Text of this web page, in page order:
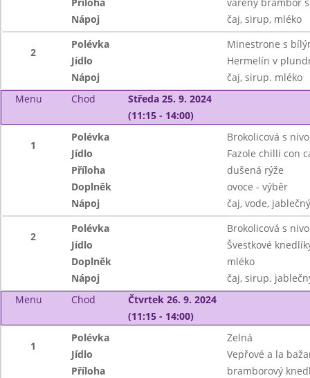
Nápoj
čaj, sirup, mléko
2
Polévka
Minestrone s
Jídlo
Hermelín v
Nápoj
čaj, sirup. mléko
Menu
Chod
Středa 25. 9. 2024
(11:15 - 14:00)
1
Polévka
Brokolicová s
Jídlo
Fazole chilli con
Příloha
dušená rýže
Doplněk
ovoce - výběr
Nápoj
čaj, vode,
2
Polévka
Brokolicová s
Jídlo
Švestkové
Doplněk
mléko
Nápoj
čaj, sirup.
Menu
Chod
Čtvrtek 26. 9. 2024
(11:15 - 14:00)
1
Polévka
Zelná
Jídlo
Vepřové a la
Příloha
bramborový